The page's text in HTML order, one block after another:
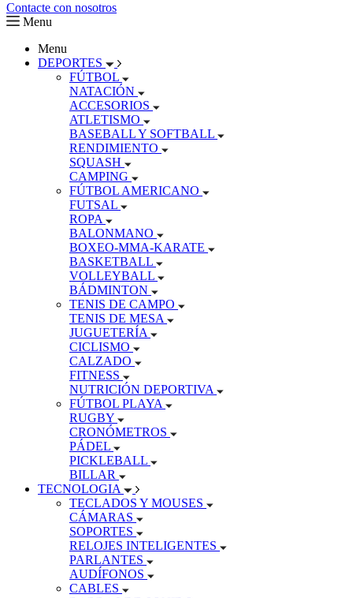
Contacte con nosotros
Menu
Menu
DEPORTES
FÚTBOL
NATACIÓN
ACCESORIOS
ATLETISMO
BASEBALL Y SOFTBALL
RENDIMIENTO
SQUASH
CAMPING
FÚTBOL AMERICANO
FUTSAL
ROPA
BALONMANO
BOXEO-MMA-KARATE
BASKETBALL
VOLLEYBALL
BÁDMINTON
TENIS DE CAMPO
TENIS DE MESA
JUGUETERÍA
CICLISMO
CALZADO
FITNESS
NUTRICIÓN DEPORTIVA
FÚTBOL PLAYA
RUGBY
CRONÓMETROS
PÁDEL
PICKLEBALL
BILLAR
TECNOLOGIA
TECLADOS Y MOUSES
CÁMARAS
SOPORTES
RELOJES INTELIGENTES
PARLANTES
AUDÍFONOS
CABLES